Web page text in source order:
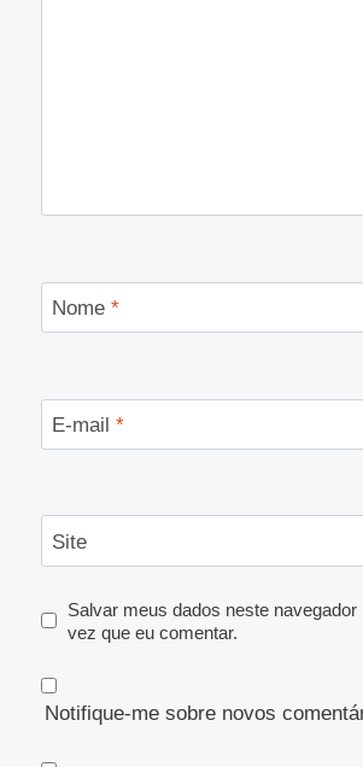
Nome *
E-mail *
Site
Salvar meus dados neste navegador
vez que eu comentar.
Notifique-me sobre novos